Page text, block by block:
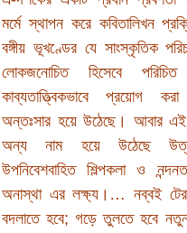
মর্মে স্থাপন করে কবিতালিখন
বঙ্গীয় ভূখণ্ডের যে সাংস্কৃতিক
লোকজনোচিত হিসেবে
কাব্যতাত্ত্বিকভাবে প্রয়োগ
অন্তঃসার হয়ে উঠেছে। আবার এই
অন্য নাম হয়ে উঠেছে উত্তর-
উপনিবেশবাহিত শিল্পকলা ও
অনাস্থা এর লক্ষ্য।… নব্বই টের
বদলাতে হবে; গড়ে তুলতে হবে